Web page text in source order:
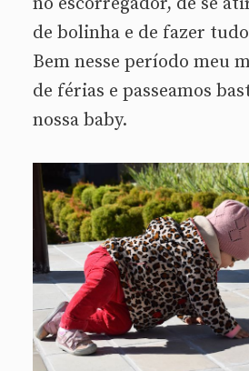
de bolinha e de fazer
Bem nesse período meu
de férias e passeamos
nossa baby.